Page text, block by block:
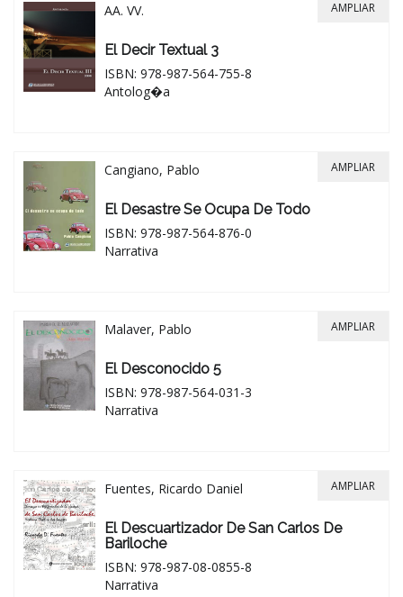
AA. VV.
El Decir Textual 3
ISBN: 978-987-564-755-8
Antolog�a
AMPLIAR
Cangiano, Pablo
El Desastre Se Ocupa De Todo
ISBN: 978-987-564-876-0
Narrativa
AMPLIAR
Malaver, Pablo
El Desconocido 5
ISBN: 978-987-564-031-3
Narrativa
AMPLIAR
Fuentes, Ricardo Daniel
El Descuartizador De San Carlos De
Bariloche
ISBN: 978-987-08-0855-8
Narrativa
AMPLIAR